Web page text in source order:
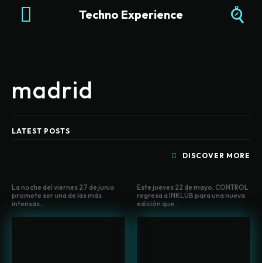
Techno Experience
madrid
LATEST POSTS
DISCOVER MORE
La noche del viernes 27 de junio
promete ser una de las más
intensas...
Este jueves 22 de mayo, CONTROL
regresa a INKLÜB para una nueva
edición que...